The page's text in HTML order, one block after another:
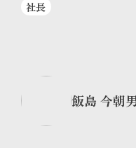
社長
飯島 今朝